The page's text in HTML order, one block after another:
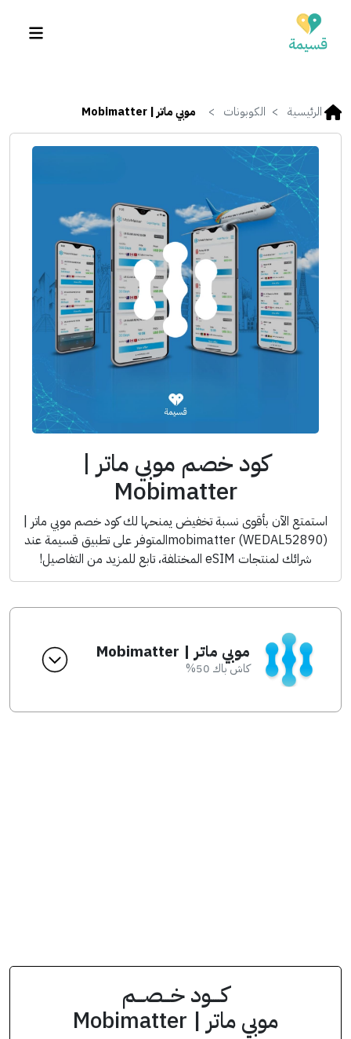
الرئيسية الكوبونات موبي ماتر | Mobimatter
كود خصم موبي ماتر |
Mobimatter
استمتع الآن بأقوى نسبة تخفيض يمنحها لك كود خصم موبي ماتر |
mobimatter (WEDAL52890)المتوفر على تطبيق قسيمة عند
شرائك لمنتجات eSIM المختلفة، تابع للمزيد من التفاصيل!
موبي ماتر | Mobimatter
كاش باك 50%
كــــود خـــصـــم
موبي ماتر | Mobimatter